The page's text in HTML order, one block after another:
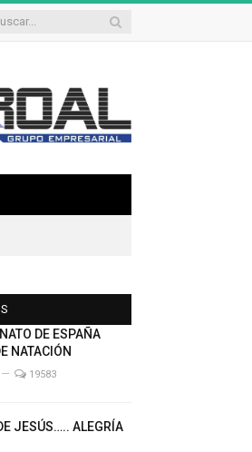
DE ESPAÑA
NATACIÓN
19583
JESÚS….. ALEGRÍA